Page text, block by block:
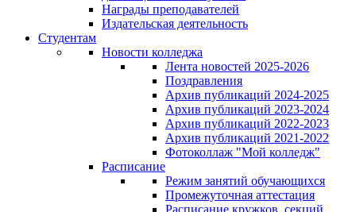
Награды преподавателей
Издательская деятельность
Студентам
Новости колледжа
Лента новостей 2025-2026
Поздравления
Архив публикаций 2024-2025
Архив публикаций 2023-2024
Архив публикаций 2022-2023
Архив публикаций 2021-2022
Фотоколлаж "Мой колледж"
Расписание
Режим занятий обучающихся
Промежуточная аттестация
Расписание кружков, секций